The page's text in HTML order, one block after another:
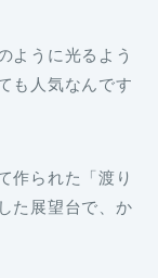
ように光るよう
も人気なんです
作られた「渡り
た展望台で、か